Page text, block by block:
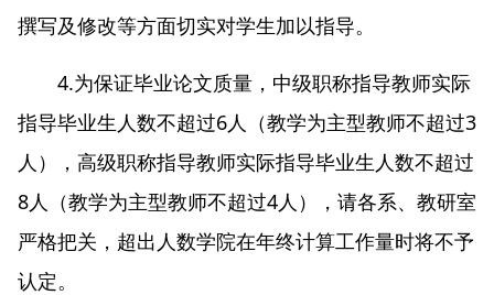
撰写及修改等方面切实对学生加以指导。
4.为保证毕业论文质量，中级职称指导教师实际
指导毕业生人数不超过6人（教学为主型教师不超过3
人），高级职称指导教师实际指导毕业生人数不超过
8人（教学为主型教师不超过4人），请各系、教研室
严格把关，超出人数学院在年终计算工作量时将不予
认定。